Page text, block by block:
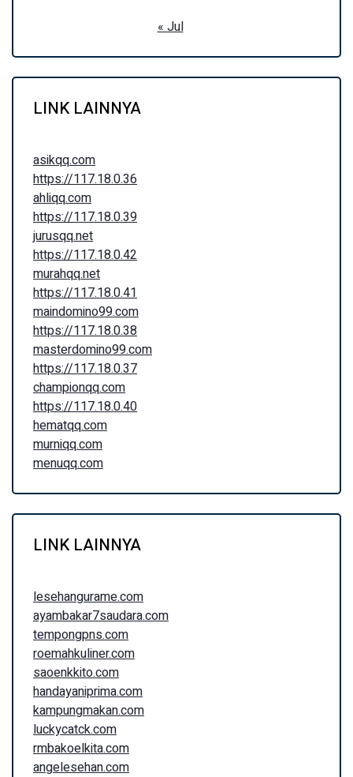
« Jul
LINK LAINNYA
asikqq.com
https://117.18.0.36
ahliqq.com
https://117.18.0.39
jurusqq.net
https://117.18.0.42
murahqq.net
https://117.18.0.41
maindomino99.com
https://117.18.0.38
masterdomino99.com
https://117.18.0.37
championqq.com
https://117.18.0.40
hematqq.com
murniqq.com
menuqq.com
LINK LAINNYA
lesehangurame.com
ayambakar7saudara.com
tempongpns.com
roemahkuliner.com
saoenkkito.com
handayaniprima.com
kampungmakan.com
luckycatck.com
rmbakoelkita.com
angelesehan.com